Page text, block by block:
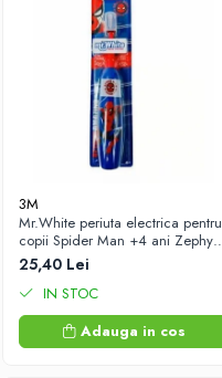
3M
Mr.White periuta electrica pentru
copii Spider Man +4 ani Zephyr
Labs
25,40 Lei
IN STOC
Adauga in cos